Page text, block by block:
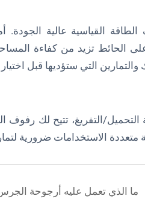
القياسية عالية الجودة.
على الحائط تزيد من كفاءة
التحميل/التفريغ، تتيح لك رفوف
ما الذي تعمل عليه أرجوحة